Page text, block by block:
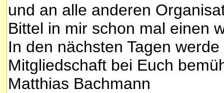
und an alle anderen
Bittel in mir schon mal einen
In den nächsten Tagen
Mitgliedschaft bei Euch
Matthias Bachmann